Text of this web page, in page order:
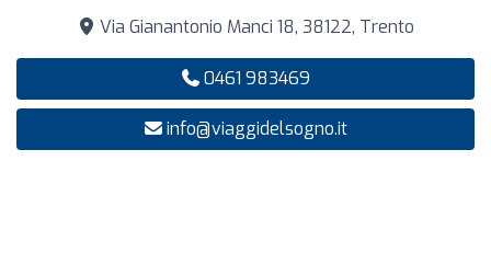
Via Gianantonio Manci 18, 38122, Trento
0461 983469
info@viaggidelsogno.it